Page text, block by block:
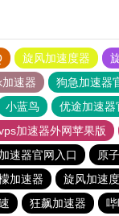
旋风加速度器
速器
狗急加速器
小蓝鸟 优途加速器
加速器外网苹果版
速器官网入口
原
加速器 旋风加速
狂飙加速器